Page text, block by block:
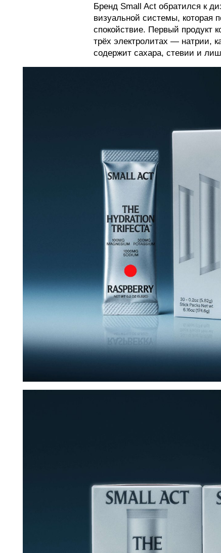
Бренд Small Act обратился к
визуальной системы, которая
спокойствие. Первый продукт
трёх электролитах — натрии,
содержит сахара, стевии и